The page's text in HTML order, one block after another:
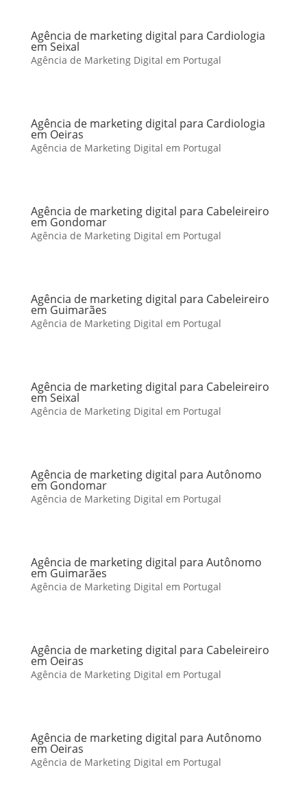
Agência de marketing digital para Cardiologia
em Seixal
Agência de Marketing Digital em Portugal
Agência de marketing digital para Cardiologia
em Oeiras
Agência de Marketing Digital em Portugal
Agência de marketing digital para Cabeleireiro
em Gondomar
Agência de Marketing Digital em Portugal
Agência de marketing digital para Cabeleireiro
em Guimarães
Agência de Marketing Digital em Portugal
Agência de marketing digital para Cabeleireiro
em Seixal
Agência de Marketing Digital em Portugal
Agência de marketing digital para Autônomo
em Gondomar
Agência de Marketing Digital em Portugal
Agência de marketing digital para Autônomo
em Guimarães
Agência de Marketing Digital em Portugal
Agência de marketing digital para Cabeleireiro
em Oeiras
Agência de Marketing Digital em Portugal
Agência de marketing digital para Autônomo
em Oeiras
Agência de Marketing Digital em Portugal